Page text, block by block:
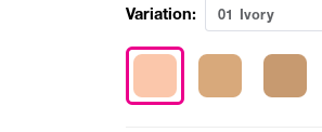
Variation: 01 Ivory